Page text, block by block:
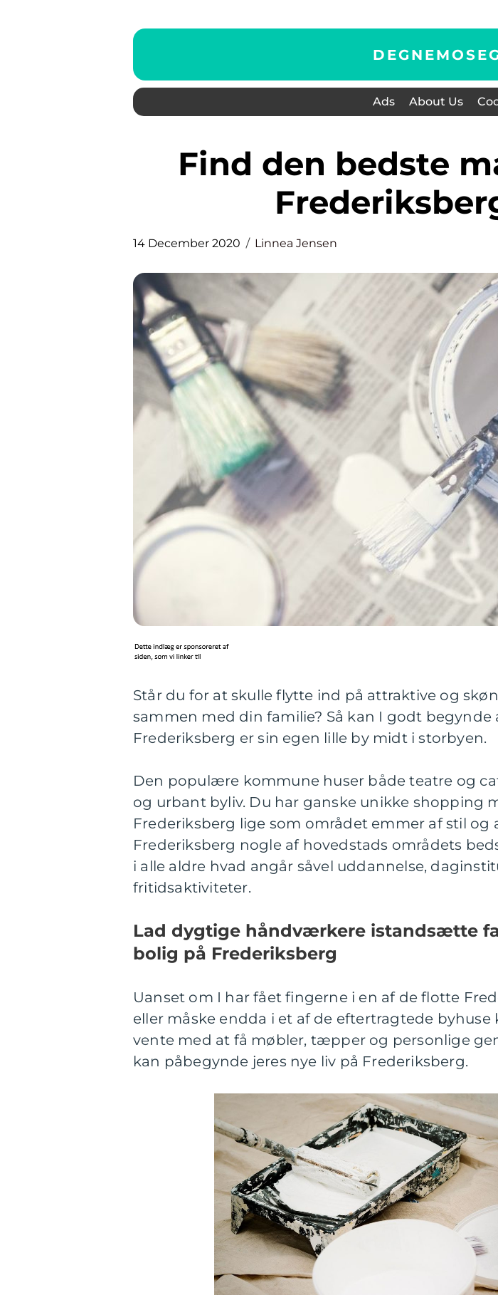
Ads About Us
Find den bedste maler på
14 December 2020 Linnea Jensen
Står du for at skulle flytte ind på attraktive og
sammen med din familie? Så kan I godt
Frederiksberg er sin egen lille by midt i storbyen.
Den populære kommune huser både teatre og
og urbant byliv. Du har ganske unikke shopping
Frederiksberg lige som området emmer af stil og
Frederiksberg nogle af hovedstads områdets
i alle aldre hvad angår såvel uddannelse,
fritidsaktiviteter.
Lad dygtige håndværkere istandsætte
bolig på Frederiksberg
Uanset om I har fået fingerne i en af de flotte
eller måske endda i et af de eftertragtede
vente med at få møbler, tæpper og personlige
kan påbegynde jeres nye liv på Frederiksberg.